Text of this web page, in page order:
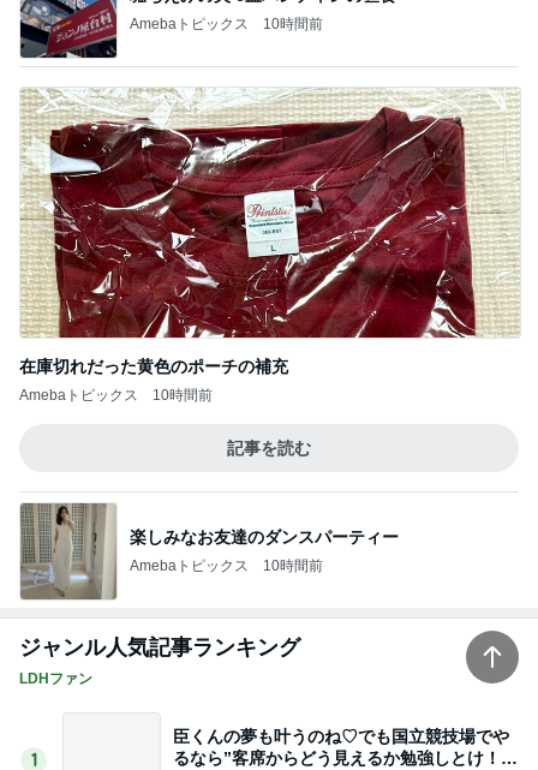
在庫切れだった黄色のポーチの補充
Amebaトピックス 10時間前
記事を読む
Amebaトピックス 10時間前
ジャンル人気記事ランキング
LDHファン
1
臣くんの夢も叶うのね♡でも国立競技場でや
るなら”客席からどう見えるか勉強しとけ！っ
てカッコいい♡
2
チケット発券や解禁でバタバタ‼️笑 三代目JS
B LAND FOREVER愛知公演※アリーナ座席